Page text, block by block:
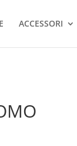
ACCESSORI